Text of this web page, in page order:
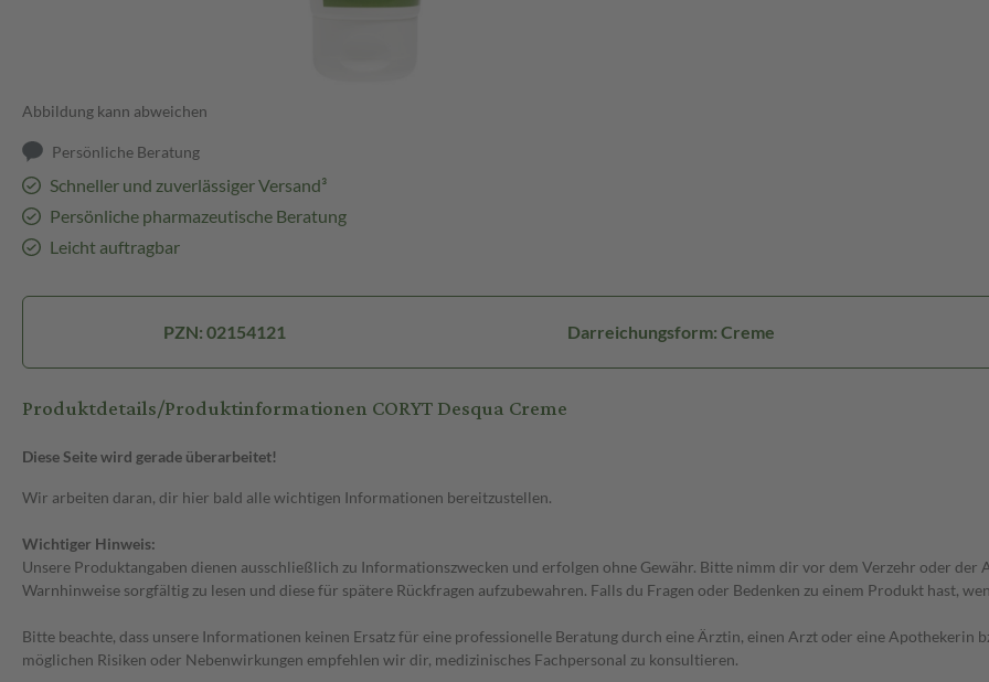
Abbildung kann abweichen
Persönliche Beratung
Schneller und zuverlässiger Versand³
Persönliche pharmazeutische Beratung
Leicht auftragbar
PZN: 02154121 Darreichungsform: Creme
Produktdetails/Produktinformationen CORYT Desqua Creme
Diese Seite wird gerade überarbeitet!
Wir arbeiten daran, dir hier bald alle wichtigen Informationen bereitzustellen.
Wichtiger Hinweis:
Unsere Produktangaben dienen ausschließlich zu Informationszwecken und erfolgen ohne Gewähr. Bitte nimm dir vor dem Verzehr oder
Warnhinweise sorgfältig zu lesen und diese für spätere Rückfragen aufzubewahren. Falls du Fragen oder Bedenken zu einem Produkt hast,
Bitte beachte, dass unsere Informationen keinen Ersatz für eine professionelle Beratung durch eine Ärztin, einen Arzt oder eine Apothekerin
möglichen Risiken oder Nebenwirkungen empfehlen wir dir, medizinisches Fachpersonal zu konsultieren.